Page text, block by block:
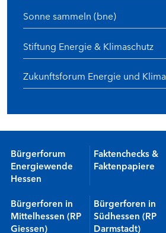
Sonne sammeln (bne)
Stiftung Energie & Klimaschutz
Zukunftsforum Energie und Klima
Bürgerforum
Energiewende
Hessen
Faktenchecks &
Faktenpapiere
Bürgerforen in
Mittelhessen (RP
Giessen)
Bürgerforen in
Südhessen (RP
Darmstadt)